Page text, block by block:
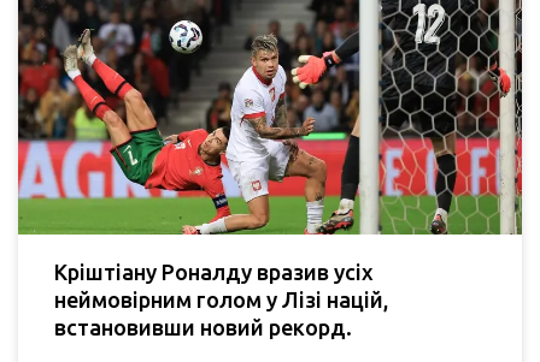
Кріштіану Роналду вразив усіх
неймовірним голом у Лізі націй,
встановивши новий рекорд.